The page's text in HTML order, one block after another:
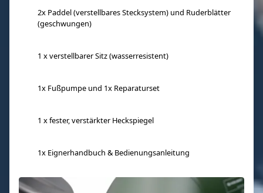
2x Paddel (verstellbares Stecksystem) und Ruderblätter
(geschwungen)
1 x verstellbarer Sitz (wasserresistent)
1x Fußpumpe und 1x Reparaturset
1 x fester, verstärkter Heckspiegel
1x Eignerhandbuch & Bedienungsanleitung